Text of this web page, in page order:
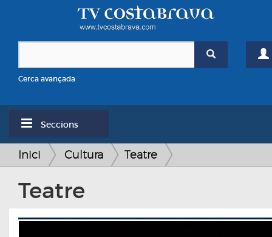
Cerca avançada
Seccions
Inici Cultura Teatre
Teatre